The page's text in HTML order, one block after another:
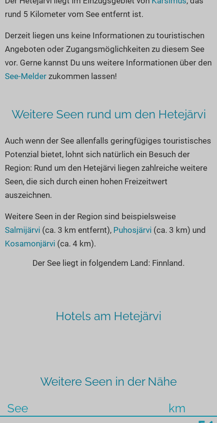
Glamping
Seen in Europa
Österreich
Schweiz
Frankreich
Niederlande
alle Länder…
rund 5 Kilometer vom See entfernt ist.
Derzeit liegen uns keine Informationen zu touristischen
Angeboten oder Zugangsmöglichkeiten zu diesem See
vor. Gerne kannst Du uns weitere Informationen über den
See-Melder zukommen lassen!
Weitere Seen rund um den Hetejärvi
Auch wenn der See allenfalls geringfügiges touristisches
Potenzial bietet, lohnt sich natürlich ein Besuch der
Region: Rund um den Hetejärvi liegen zahlreiche weitere
Seen, die sich durch einen hohen Freizeitwert
auszeichnen.
Weitere Seen in der Region sind beispielsweise
Salmijärvi (ca. 3 km entfernt), Puhosjärvi (ca. 3 km) und
Kosamonjärvi (ca. 4 km).
Der See liegt in folgendem Land: Finnland.
Hotels am Hetejärvi
Weitere Seen in der Nähe
See
km